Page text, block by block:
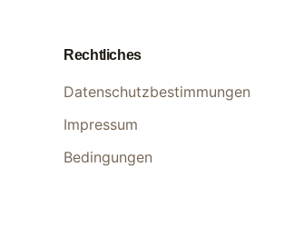
Rechtliches
Datenschutzbestimmungen
Impressum
Bedingungen